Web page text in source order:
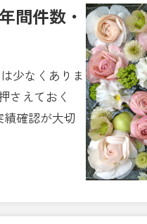
間件数・
少なくありま
さえておく
確認が大切